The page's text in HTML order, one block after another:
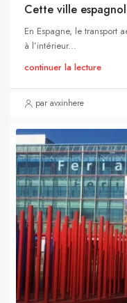
Cette ville
En Espagne, le transport
à l’intérieur...
continuer la lecture
par avxinhere